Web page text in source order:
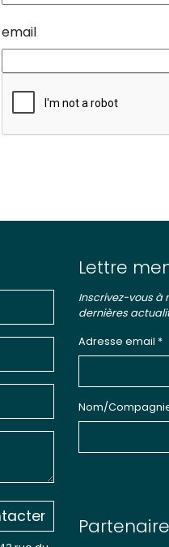
email
Lettre
Inscrivez-vous à
dernières
Adresse email *
Nom/